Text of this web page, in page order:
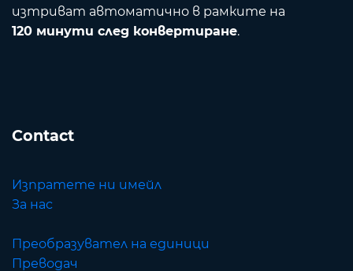
изтриват автоматично в рамките на
120 минути след конвертиране.
Contact
Изпратете ни имейл
За нас
Преобразувател на единици
Преводач